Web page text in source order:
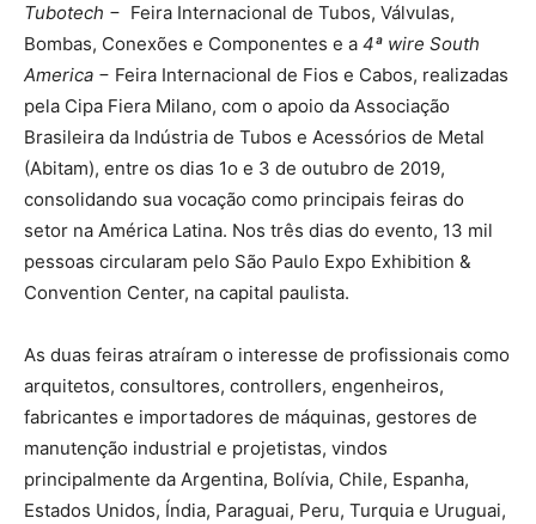
Tubotech − Feira Internacional de Tubos, Válvulas,
Bombas, Conexões e Componentes e a 4ª wire South
America − Feira Internacional de Fios e Cabos, realizadas
pela Cipa Fiera Milano, com o apoio da Associação
Brasileira da Indústria de Tubos e Acessórios de Metal
(Abitam), entre os dias 1o e 3 de outubro de 2019,
consolidando sua vocação como principais feiras do
setor na América Latina. Nos três dias do evento, 13 mil
pessoas circularam pelo São Paulo Expo Exhibition &
Convention Center, na capital paulista.
As duas feiras atraíram o interesse de profissionais como
arquitetos, consultores, controllers, engenheiros,
fabricantes e importadores de máquinas, gestores de
manutenção industrial e projetistas, vindos
principalmente da Argentina, Bolívia, Chile, Espanha,
Estados Unidos, Índia, Paraguai, Peru, Turquia e Uruguai,